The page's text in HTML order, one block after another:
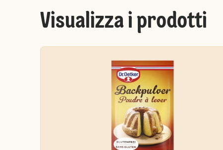
Visualizza i prodotti